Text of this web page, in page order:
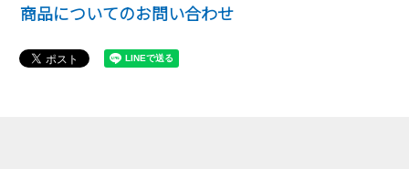
商品についてのお問い合わせ